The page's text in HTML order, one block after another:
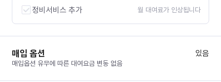
정비서비스 추가 월 대여료가 인상됩니다
매입 옵션 있음
매입옵션 유무에 따른 대여요금 변동 없음